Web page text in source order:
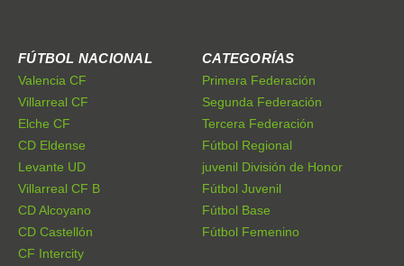
FÚTBOL NACIONAL
Valencia CF
Villarreal CF
Elche CF
CD Eldense
Levante UD
Villarreal CF B
CD Alcoyano
CD Castellón
CF Intercity
CATEGORÍAS
Primera Federación
Segunda Federación
Tercera Federación
Fútbol Regional
juvenil División de Honor
Fútbol Juvenil
Fútbol Base
Fútbol Femenino